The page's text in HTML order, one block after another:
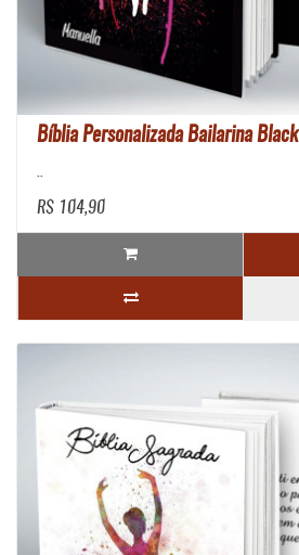
Bíblia Personalizada Bailarina Black
..
R$ 104,90